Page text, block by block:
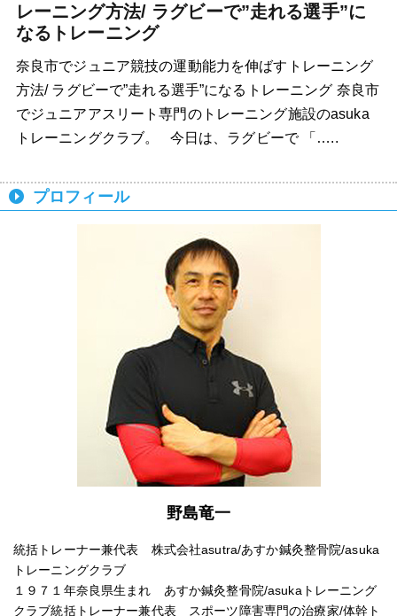
レーニング方法/ ラグビーで”走れる選手”に
なるトレーニング
奈良市でジュニア競技の運動能力を伸ばすトレーニング
方法/ ラグビーで”走れる選手”になるトレーニング 奈良市
でジュニアアスリート専門のトレーニング施設のasuka
トレーニングクラブ。 今日は、ラグビーで 「…..
プロフィール
野島竜一
統括トレーナー兼代表 株式会社asutra/あすか鍼灸整骨院/asuka
トレーニングクラブ
１９７１年奈良県生まれ あすか鍼灸整骨院/asukaトレーニング
クラブ統括トレーナー兼代表 スポーツ障害専門の治療家/体幹ト